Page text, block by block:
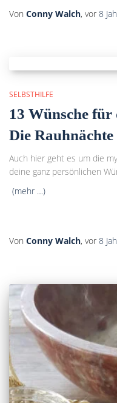
Von Conny Walch, vor 8
SELBSTHILFE
13 Wünsche
Die Rauhnächte
Auch hier geht es um die
deine ganz persönlichen
(mehr …)
Von Conny Walch, vor 8